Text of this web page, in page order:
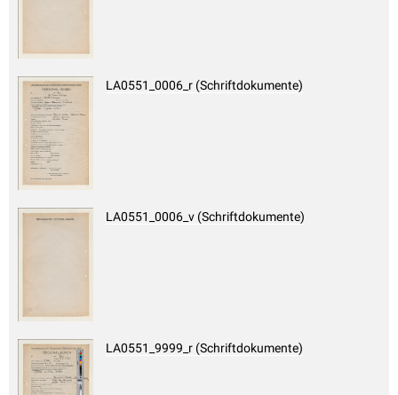
LA0551_0006_r (Schriftdokumente)
LA0551_0006_v (Schriftdokumente)
LA0551_9999_r (Schriftdokumente)